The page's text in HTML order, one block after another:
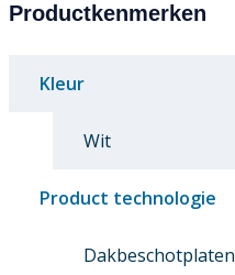
Productkenmerken
Kleur
Wit
Product technologie
Dakbeschotplaten